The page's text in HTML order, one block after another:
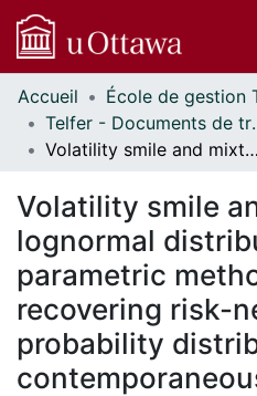
Communautés
et collections
Parcourir
À propos
Accueil
Telfer -
Volatility smile and mixture of lognormal distributions: a parametric method for recovering risk-neutral probability distributions from contemporaneous security price
Volatility smile
lognormal
parametric
recovering risk-
probability